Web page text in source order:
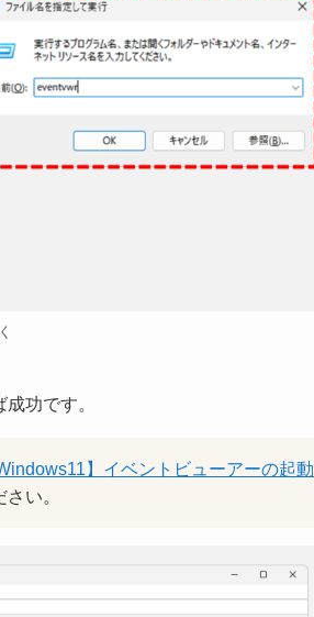
功です。
Windows11】イベントビューアーの起動
い。